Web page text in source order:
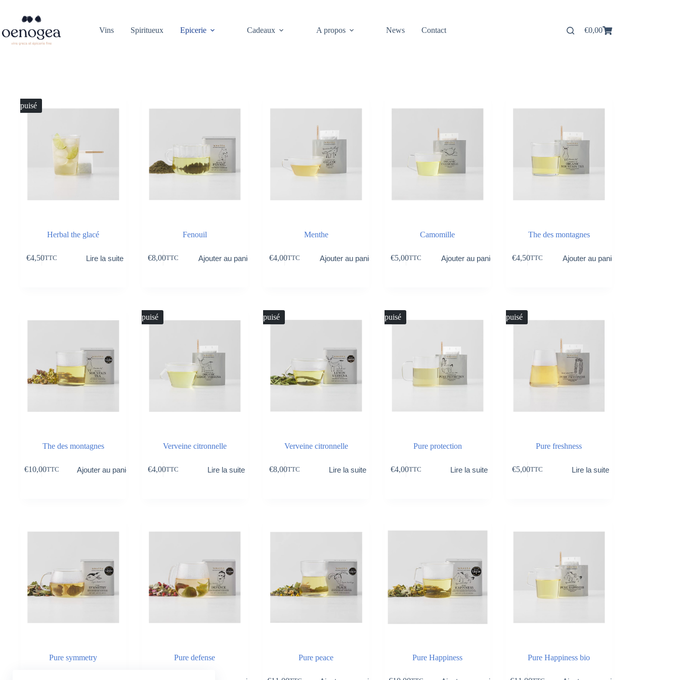
contenu
Vins
Spiritueux Epicerie Cadeaux A propos News Contact
Panier
€0,00
Épuisé
Herbal the glacé
€4,50TTC Lire la suite
Fenouil
€8,00TTC Ajouter au panier
Menthe
€4,00TTC Ajouter au panier
Camomille
€5,00TTC Ajouter au panier
The des montagnes
€4,50TTC Ajouter au panier
The des montagnes
€10,00TTC Ajouter au panier
Épuisé
Verveine citronnelle
€4,00TTC Lire la suite
Épuisé
Verveine citronnelle
€8,00TTC Lire la suite
Épuisé
Pure protection
€4,00TTC Lire la suite
Épuisé
Pure freshness
€5,00TTC Lire la suite
Pure symmetry Pure defense Pure peace Pure Happiness Pure Happiness bio